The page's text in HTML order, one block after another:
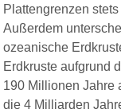
Plattengrenzen stets
Außerdem
ozeanische
Erdkruste aufgrund
190 Millionen Jahre
die 4 Milliarden